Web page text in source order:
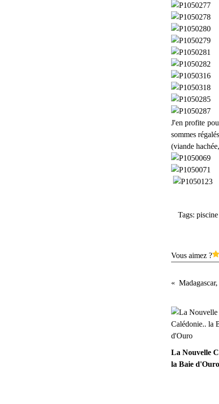
J'en profite
sommes
(viande
Tags:
Vous aimez ?
La Nouvelle
la Baie d'Ouro